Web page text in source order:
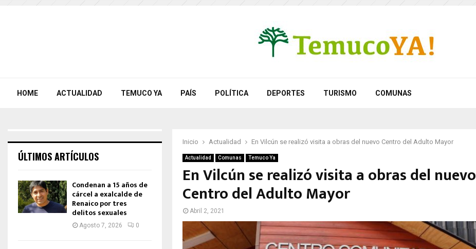
HOME ACTUALIDAD TEMUCO YA PAÍS POLÍTICA DEPORTES TURISMO COMUNAS
Inicio Actualidad En Vilcún se realizó visita a obras del nuevo Centro del Adulto Mayor
Actualidad Comunas Temuco Ya
En Vilcún se realizó visita a obras del nuevo
Centro del Adulto Mayor
Abril 2, 2021
ÚLTIMOS ARTÍCULOS
Condenan a 15 años de
cárcel a exalcalde de
Renaico por tres
delitos sexuales
Agosto 7, 2026 0